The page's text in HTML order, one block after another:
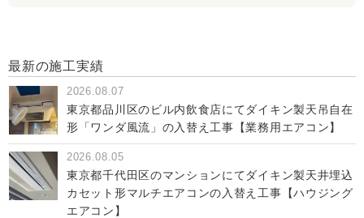
最新の施工実績
2026.08.07
東京都品川区のビル内飲食店にてダイキン製天吊自在
形「ワンダ風流」の入替え工事【業務用エアコン】
2026.08.05
東京都千代田区のマンションにてダイキン製天井埋込
カセット形マルチエアコンの入替え工事【ハウジング
エアコン】